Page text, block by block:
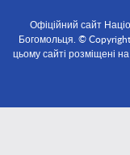
Офіційний сайт
Богомольця. ©
цьому сайті розміщені